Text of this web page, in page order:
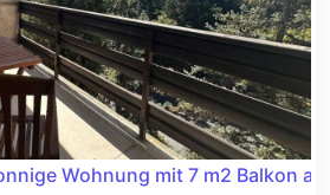
Wohnung mit 7 m2 Balkon